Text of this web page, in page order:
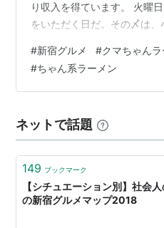
り収入を得ています。 火曜
をいただく日だ。その〆は
これが美味い。完全にハマっ
mnoguti.hatenablog.com 今
小瀧橋通りをそぞろ歩きな
ばかもり中華なのだが・・
る。常…
#新宿グルメ #クマちゃん
#ちゃん系ラーメン
ネットで話題
149 ブックマーク
【シチュエーション別】社会
の新宿グルメマップ2018